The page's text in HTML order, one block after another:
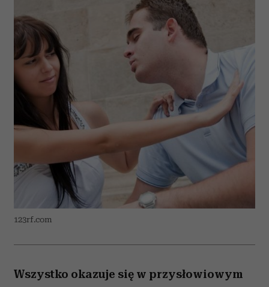
123rf.com
Wszystko okazuje się w przysłowiowym